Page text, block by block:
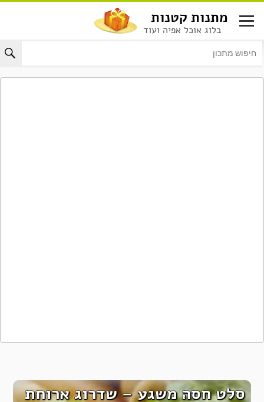
לתוכן
מתנות קטנות
בלוג אוכל אפיה ועוד
סלט חסה משגע – שדרוג ארוחת